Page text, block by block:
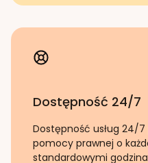
Dostępność 24/7
Dostępność usług 24/
pomocy prawnej o
standardowymi